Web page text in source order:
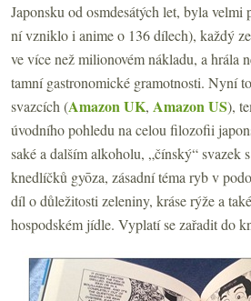
Japonsku od osmdesátých let, byla
ní vzniklo i anime o 136 dílech), každý
ve více než milionovém nákladu, a hrála
tamní gastronomické gramotnosti. Nyní
svazcích (Amazon UK, Amazon US),
úvodního pohledu na celou filozofii
saké a dalším alkoholu, „čínský“ svazek
knedlíčků gyōza, zásadní téma ryb v
díl o důležitosti zeleniny, kráse rýže a
hospodském jídle. Vyplatí se zařadit do